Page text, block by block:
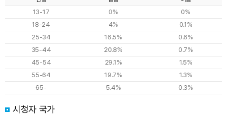
13-17
0%
0%
18-24
4%
0.1%
25-34
16.5%
0.6%
35-44
20.8%
0.7%
45-54
29.1%
1.5%
55-64
19.7%
1.3%
65-
5.4% 0.3%
시청자 국가